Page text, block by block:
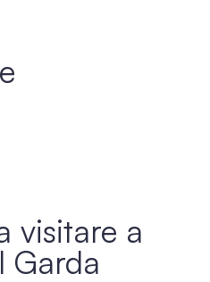
visitare a
Garda